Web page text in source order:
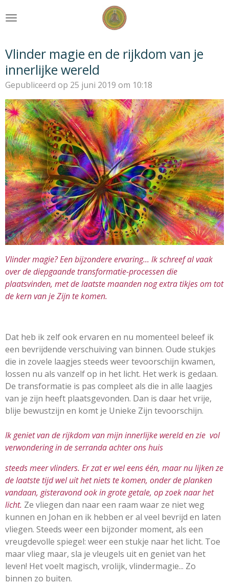
direct
de
hoofdinhoud
Vlinder magie en de rijkdom van je
innerlijke wereld
Gepubliceerd op 25 juni 2019 om 10:18
Vlinder magie? Een bijzondere ervaring... Ik schreef al vaak
over de diepgaande transformatie-processen die
plaatsvinden, met de laatste maanden nog extra tikjes om tot
de kern van je Zijn te komen.
Dat heb ik zelf ook ervaren en nu momenteel beleef ik
een bevrijdende verschuiving van binnen. Oude stukjes
die in zovele laagjes steeds weer tevoorschijn kwamen,
lossen nu als vanzelf op in het licht. Het werk is gedaan.
De transformatie is pas compleet als die in alle laagjes
van je zijn heeft plaatsgevonden. Dan is daar het vrije,
blije bewustzijn en komt je Unieke Zijn tevoorschijn.
Ik geniet van de rijkdom van mijn innerlijke wereld en zie vol
verwondering in de serranda achter ons huis
steeds meer vlinders. Er zat er wel eens één, maar nu lijken ze
de laatste tijd wel uit het niets te komen, onder de planken
vandaan, gisteravond ook in grote getale, op zoek naar het
licht. Ze vliegen dan naar een raam waar ze niet weg
kunnen en Johan en ik hebben er al veel bevrijd en laten
vliegen. Steeds weer een bijzonder moment, als een
vreugdevolle spiegel: weer een stukje naar het licht. Toe
maar vlieg maar, sla je vleugels uit en geniet van het
leven! Het voelt magisch, vrolijk, vlindermagie... Zo
binnen zo buiten.